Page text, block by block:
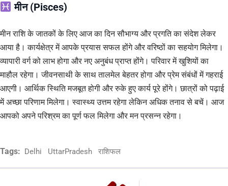
मीन (Pisces)
मीन राशि के जातकों के लिए आज का दिन सौभाग्य और प्रगति का संदेश लेकर
आया है। कार्यक्षेत्र में आपके प्रयास सफल होंगे और वरिष्ठों का सहयोग मिलेगा।
व्यापारी वर्ग को लाभ होगा और नए अनुबंध प्राप्त होंगे। परिवार में खुशियों का
माहौल रहेगा। जीवनसाथी के साथ तालमेल बेहतर होगा और प्रेम संबंधों में गहराई
आएगी। आर्थिक स्थिति मजबूत होगी और रुके हुए कार्य पूरे होंगे। छात्रों को पढ़ाई
में अच्छा परिणाम मिलेगा। स्वास्थ्य उत्तम रहेगा लेकिन अधिक तनाव से बचें। आज
आपको अपने परिश्रम का पूर्ण फल मिलेगा और मन प्रसन्न रहेगा।
Tags: Delhi UttarPradesh राशिफल